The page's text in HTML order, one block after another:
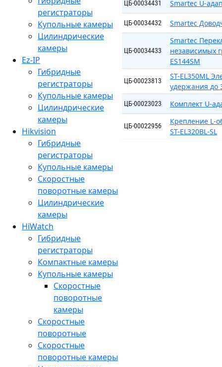
регистраторы
Купольные камеры
Цилиндрические
камеры
Ez-IP
Гибридные
регистраторы
Купольные камеры
Цилиндрические
камеры
Hikvision
Гибридные
регистраторы
Купольные камеры
Скоростные
поворотные камеры
Цилиндрические
камеры
HiWatch
Гибридные
регистраторы
Компактные камеры
Купольные камеры
Скоростные
поворотные
камеры
Скоростные
поворотные
Скоростные
поворотные камеры
ЦБ-00034431 Smartec U-
ЦБ-00034432 Smartec
ЦБ-00034433
Smartec
независимых
ES144SM
ЦБ-00023813
ST-EL350ML
удержания до
ЦБ-00023023 Комплект U-
ЦБ-00022956
Крепление L-
ST-EL320BL-SL